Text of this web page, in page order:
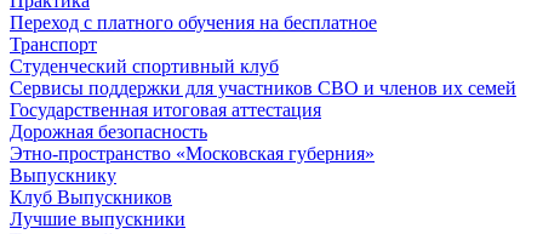
Переход с платного обучения на бесплатное
Транспорт
Студенческий спортивный клуб
Сервисы поддержки для участников СВО и членов их семей
Государственная итоговая аттестация
Дорожная безопасность
Этно-пространство «Московская губерния»
Выпускнику
Клуб Выпускников
Лучшие выпускники